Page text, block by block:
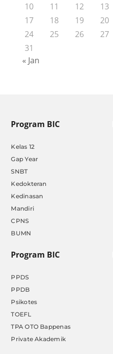
10
11 12 13
17
18 19 20
24
25 26 27
31
« Jan
Program BIC
Kelas 12
Gap Year
SNBT
Kedokteran
Kedinasan
Mandiri
CPNS
BUMN
Program BIC
PPDS
PPDB
Psikotes
TOEFL
TPA OTO Bappenas
Private Akademik